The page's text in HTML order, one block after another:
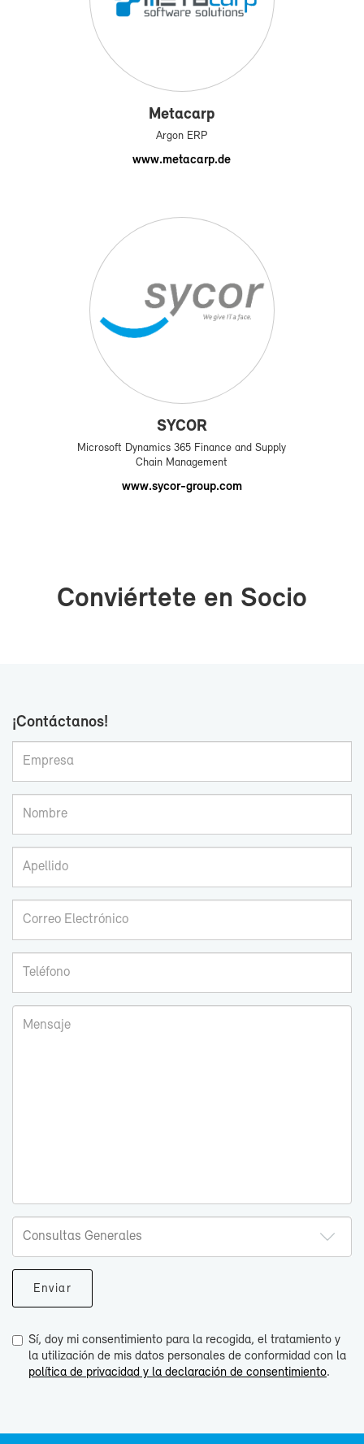
Me­ta­carp
Ar­gon ERP
www.me­ta­carp.de
SY­COR
Mi­cro­soft Dy­na­mics 365 Fi­nan­ce and Supply
Chain Ma­na­ge­ment
www.sycor-​group.com
Con­viér­te­te en So­cio
¡Con­tác­ta­nos!
Sí, doy mi consentimiento para la recogida, el tratamiento y
la utilización de mis datos personales de conformidad con la
política de privacidad y la declaración de consentimiento.